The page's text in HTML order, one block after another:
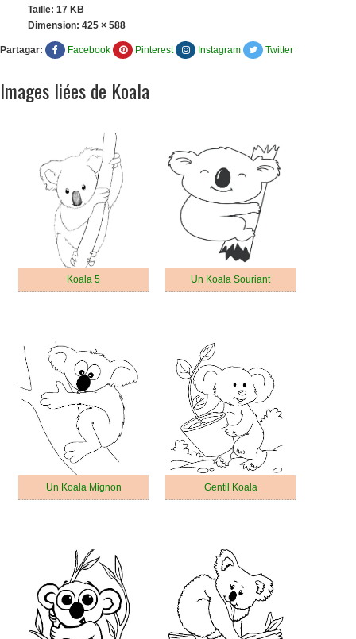
Taille: 17 KB
Dimension: 425 × 588
Partagar: Facebook Pinterest Instagram Twitter
Images liées de Koala
Koala 5 Un Koala Souriant
Un Koala Mignon Gentil Koala